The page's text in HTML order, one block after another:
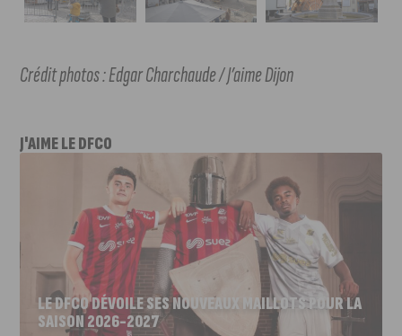
Crédit photos : Edgar Charchaude / J’aime Dijon
J'AIME LE DFCO
LE DFCO DÉVOILE SES NOUVEAUX MAILLOTS POUR LA
SAISON 2026-2027